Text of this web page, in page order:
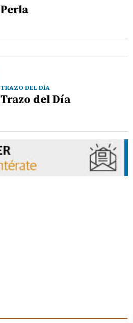
Perla
TRAZO DEL DÍA
Trazo del Día